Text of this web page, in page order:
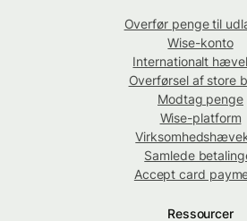
Overfør penge til
Wise-konto
Internationalt
Overførsel af store
Modtag penge
Wise-platform
Samlede
Accept card
Ressourcer